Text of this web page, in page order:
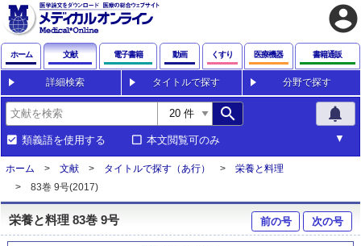
account_circle
ホーム 文献 電子書籍 動画 くすり 医療機器 書籍通販
詳細検索 タイトルで探す 分野で探す
search notifications
類義語を使用する 本文閲覧可のみ
ホーム 文献 タイトルで探す（あ行）
栄養と料理
83巻 9号(2017)
栄養と料理 83巻 9号 前の号 次の号